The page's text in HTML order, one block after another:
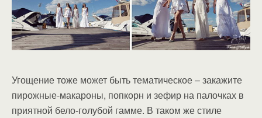
Угощение тоже может быть тематическое – закажите
пирожные-макароны, попкорн и зефир на палочках в
приятной бело-голубой гамме. В таком же стиле